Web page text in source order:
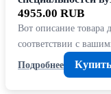
4955.00 RUB
Вот описание товара
соответствии с
Подробнее
Купить